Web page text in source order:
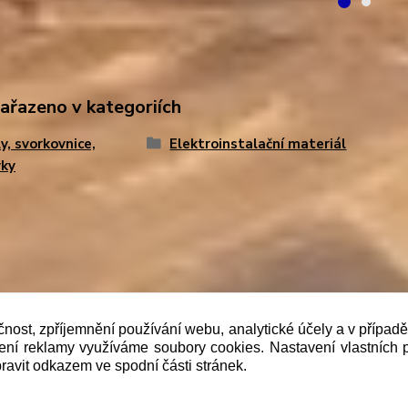
v kategoriích
svorkovnice,
Elektroinstalační materiál
je prodávající povinen vystavit kupujícímu účtenku.
nejpozději do 48 hodin.“
zpříjemnění používání webu, analytické účely a v
reklamy využíváme soubory cookies. Nastavení vlastních
odkazem ve spodní části stránek.